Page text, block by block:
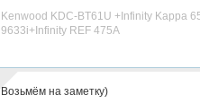
Kenwood KDC-BT61U +Infinity Kappa
9633i+Infinity REF 475A
Возьмём на заметку)